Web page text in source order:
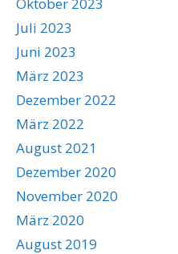
Juli 2023
Juni 2023
März 2023
Dezember 2022
März 2022
August 2021
Dezember 2020
November 2020
März 2020
August 2019